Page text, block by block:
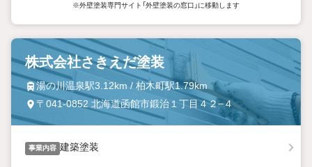
※外壁塗装専門サイト「外壁塗装の窓口」に移動します
株式会社さきえだ塗装
湯の川温泉駅3.12km / 柏木町駅1.79km
〒041-0852 北海道函館市鍛治１丁目４２−４
事業内容 建築塗装